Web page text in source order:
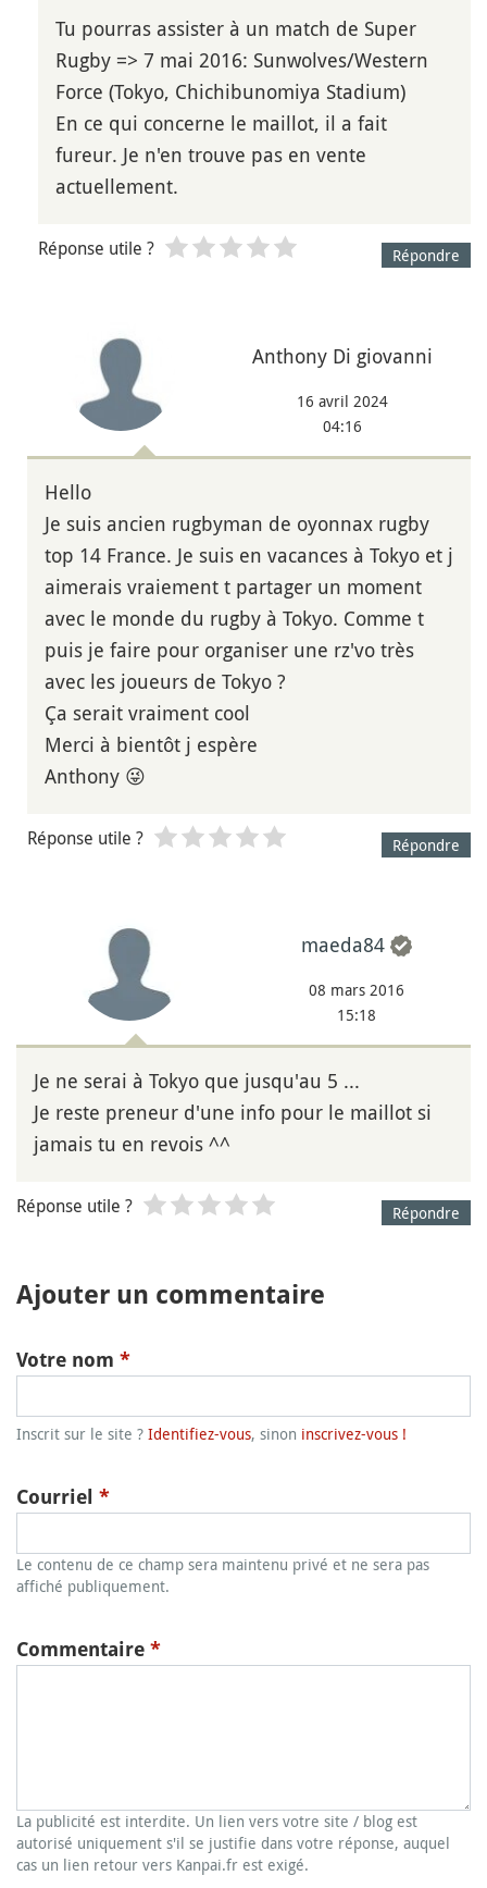
Tu pourras assister à un match de Super
Rugby => 7 mai 2016: Sunwolves/Western
Force (Tokyo, Chichibunomiya Stadium)
En ce qui concerne le maillot, il a fait
fureur. Je n'en trouve pas en vente
actuellement.
Répondre
Réponse utile ?
Anthony Di giovanni
16 avril 2024
04:16
Hello
Je suis ancien rugbyman de oyonnax rugby
top 14 France. Je suis en vacances à Tokyo et j
aimerais vraiement t partager un moment
avec le monde du rugby à Tokyo. Comme t
puis je faire pour organiser une rz'vo très
avec les joueurs de Tokyo ?
Ça serait vraiment cool
Merci à bientôt j espère
Anthony 😜
Répondre
Réponse utile ?
maeda84
08 mars 2016
15:18
Je ne serai à Tokyo que jusqu'au 5 ...
Je reste preneur d'une info pour le maillot si
jamais tu en revois ^^
Répondre
Réponse utile ?
Ajouter un commentaire
Votre nom *
Inscrit sur le site ? Identifiez-vous, sinon inscrivez-vous !
Courriel *
Le contenu de ce champ sera maintenu privé et ne sera pas
affiché publiquement.
Commentaire *
La publicité est interdite. Un lien vers votre site / blog est
autorisé uniquement s'il se justifie dans votre réponse, auquel
cas un lien retour vers Kanpai.fr est exigé.